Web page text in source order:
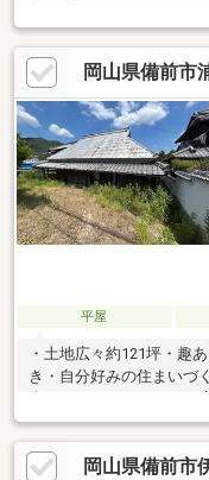
小学校まで徒歩7分 （約
分 （約1000ｍ）マルナ
ブンイレブン 備前伊部
しはケイアイエポックメ
幅広いご紹介♪気になる
☆住宅ローン相談無料対
☆土日平日夜でもご対応
岡山県備前市
平屋
・土地広々約121坪・趣
き・自分好みの住まいづ
らせます
岡山県備前市